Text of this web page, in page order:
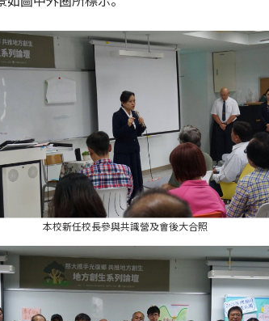
本校新任校長參與共識營及會後大合照